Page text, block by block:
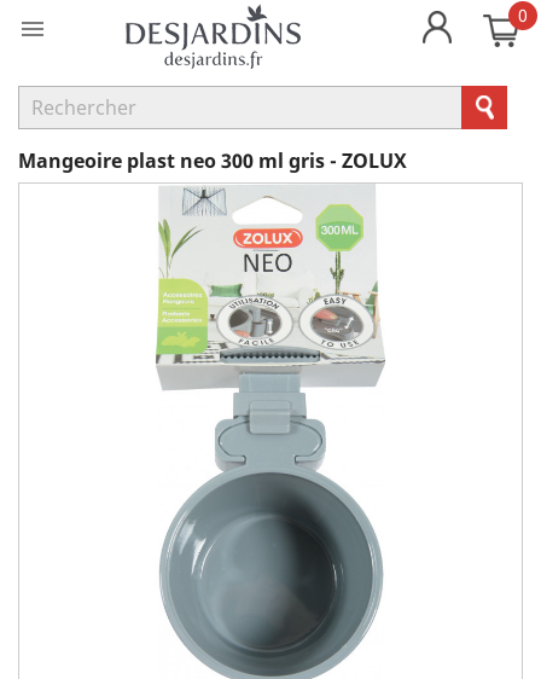
 0
Mangeoire plast neo 300 ml gris - ZOLUX